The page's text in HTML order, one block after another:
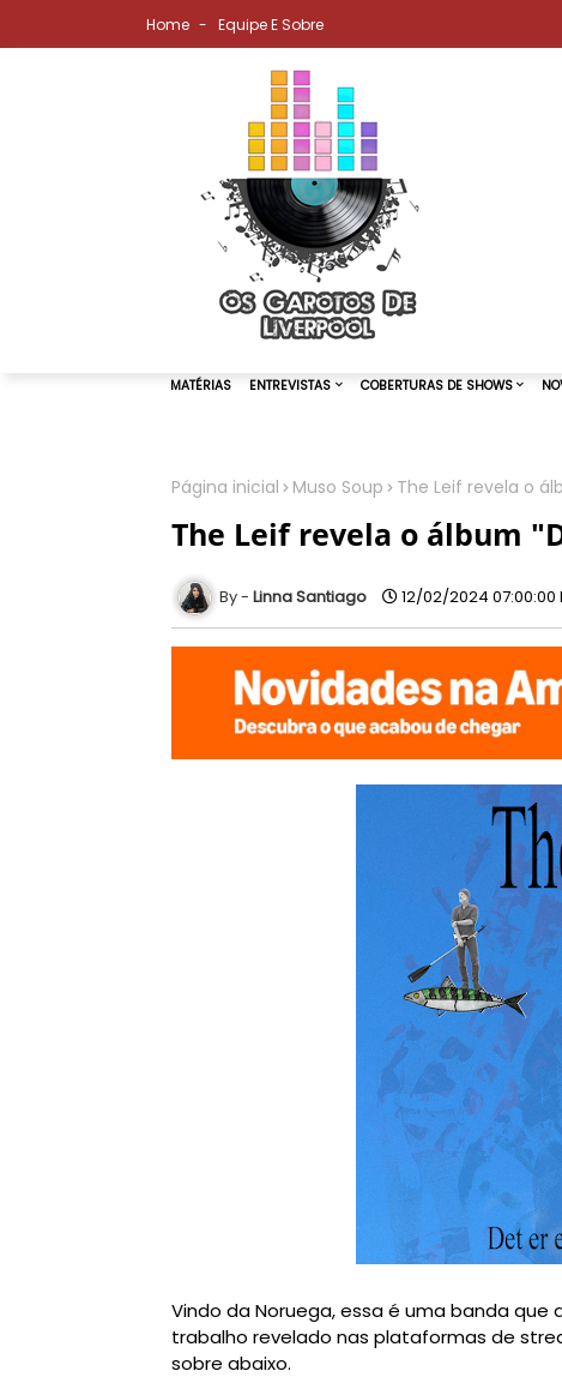
Home Equipe E Sobre
Página inicial Muso Soup The Leif revela o
The Leif revela o álbum
Linna Santiago 12/02/2024 07:00:00
Vindo da Noruega, essa é uma banda
trabalho revelado nas plataformas de
sobre abaixo.